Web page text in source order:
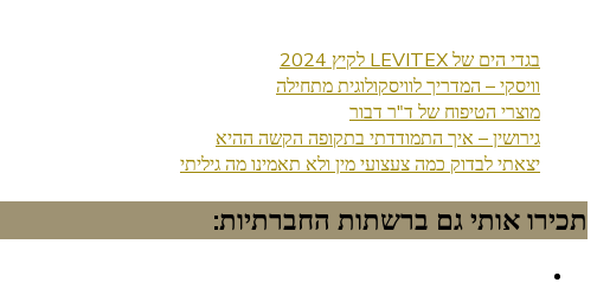
בגדי הים של LEVITEX לקיץ 2024
וויסקי – המדריך לוויסקולוגית מתחילה
מוצרי הטיפוח של ד"ר דבור
גירושין – איך התמודדתי בתקופה הקשה ההיא
יצאתי לבדוק כמה צעצועי מין ולא תאמינו מה גיליתי
תכירו אותי גם ברשתות החברתיות: